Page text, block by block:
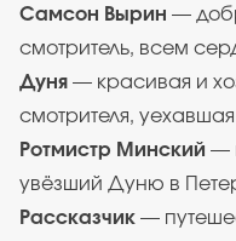
Самсон Вырин —
смотритель, всем
Дуня — красивая и
смотрителя,
Ротмистр Минский —
увёзший Дуню в
Рассказчик —